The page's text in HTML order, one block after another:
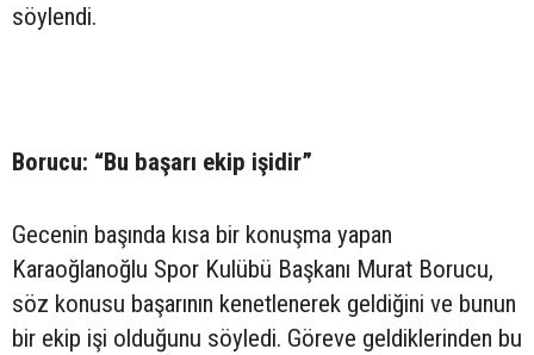
söylendi.
Borucu: “Bu başarı ekip işidir”
Gecenin başında kısa bir konuşma yapan
Karaoğlanoğlu Spor Kulübü Başkanı Murat Borucu,
söz konusu başarının kenetlenerek geldiğini ve bunun
bir ekip işi olduğunu söyledi. Göreve geldiklerinden bu